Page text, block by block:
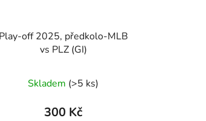
Play-off 2025, předkolo-MLB
vs PLZ (GI)
Skladem (>5 ks)
300 Kč